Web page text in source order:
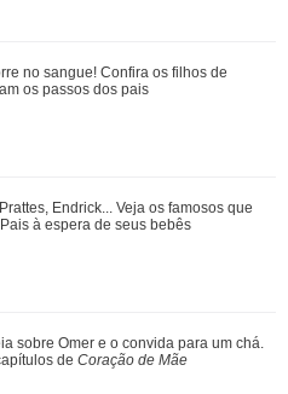
Endrick... Veja os famosos que
à esper...
Cabello, Hailey Bieber...
- e affairs - de Shawn ...
Celulari, Daniel... Veja os famosos
velhos
no sangue! Confira os filhos de
os passos dos pais
Endrick... Veja os famosos que
à espera de seus bebês
sobre Omer e o convida para um chá.
de Coração de Mãe